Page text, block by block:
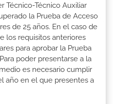
Técnico-Técnico Auxiliar
la Prueba de Acceso
de 25 años. En el caso de
los requisitos anteriores
para aprobar la Prueba
poder presentarse a la
es necesario cumplir
año en el que presentes a